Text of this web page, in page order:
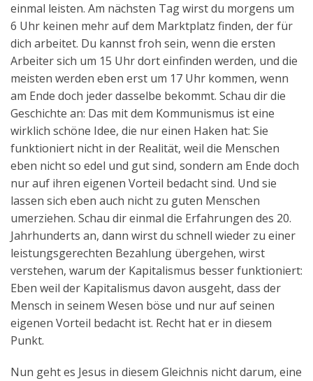
einmal leisten. Am nächsten Tag wirst du morgens um
6 Uhr keinen mehr auf dem Marktplatz finden, der für
dich arbeitet. Du kannst froh sein, wenn die ersten
Arbeiter sich um 15 Uhr dort einfinden werden, und die
meisten werden eben erst um 17 Uhr kommen, wenn
am Ende doch jeder dasselbe bekommt. Schau dir die
Geschichte an: Das mit dem Kommunismus ist eine
wirklich schöne Idee, die nur einen Haken hat: Sie
funktioniert nicht in der Realität, weil die Menschen
eben nicht so edel und gut sind, sondern am Ende doch
nur auf ihren eigenen Vorteil bedacht sind. Und sie
lassen sich eben auch nicht zu guten Menschen
umerziehen. Schau dir einmal die Erfahrungen des 20.
Jahrhunderts an, dann wirst du schnell wieder zu einer
leistungsgerechten Bezahlung übergehen, wirst
verstehen, warum der Kapitalismus besser funktioniert:
Eben weil der Kapitalismus davon ausgeht, dass der
Mensch in seinem Wesen böse und nur auf seinen
eigenen Vorteil bedacht ist. Recht hat er in diesem
Punkt.
Nun geht es Jesus in diesem Gleichnis nicht darum, eine